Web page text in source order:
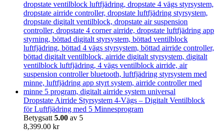
Dropstate Airride Styrsystem 4-Vägs – Digitalt Ventilblock
för Luftfjädring med 5 Minnesprogram
Betygsatt 5.00 av 5
8,399.00 kr